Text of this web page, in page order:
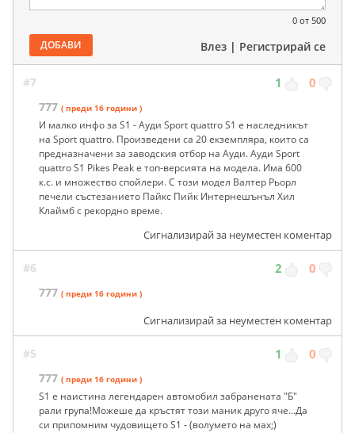
0 от 500
ДОБАВИ Влез | Регистрирай се
#7 1 0
777 ( преди 16 години )
И малко инфо за S1 - Ауди Sport quattro S1 е наследникът
на Sport quattro. Произведени са 20 екземпляра, които са
предназначени за заводския отбор на Ауди. Ауди Sport
quattro S1 Pikes Peak е топ-версията на модела. Има 600
к.с. и множество спойлери. С този модел Валтер Рьорл
печели състезанието Пайкс Пийк Интернешънъл Хил
Клаймб с рекордно време.
Сигнализирай за неуместен коментар
#6 2 0
777 ( преди 16 години )
Сигнализирай за неуместен коментар
#5 1 0
777 ( преди 16 години )
S1 е наистина легендарен автомобил забранената "Б"
рали група!Можеше да кръстят този маник друго яче...Да
си припомним чудовището S1 - (волумето на мах;)